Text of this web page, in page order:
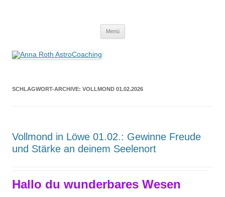
Menü
SCHLAGWORT-ARCHIVE: VOLLMOND 01.02.2026
Vollmond in Löwe 01.02.: Gewinne Freude
und Stärke an deinem Seelenort
Hallo du wunderbares Wesen